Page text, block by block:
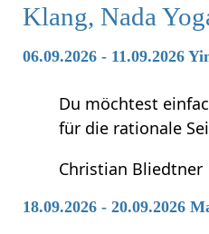
Klang, Nada
06.09.2026 - 11.09.2026
Du möchtest
für die rationale
Christian Bliedtner
18.09.2026 - 20.09.2026